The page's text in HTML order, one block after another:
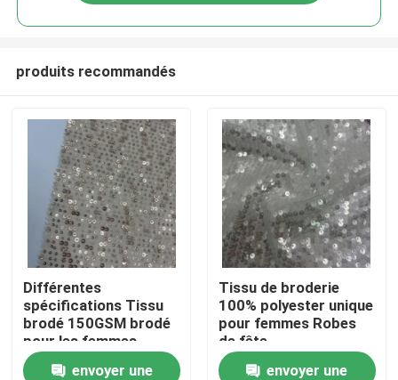
Accueil
A propos de nous
produits recommandés
Différentes
spécifications Tissu
brodé 150GSM brodé
pour les femmes
envoyer une
Tissu de broderie
100% polyester unique
pour femmes Robes
de fête
envoyer une